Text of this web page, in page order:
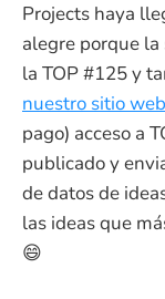
Projects haya
alegre porque
la TOP #125 y
nuestro sitio web
pago) acceso a
publicado y
de datos de
las ideas que
😄